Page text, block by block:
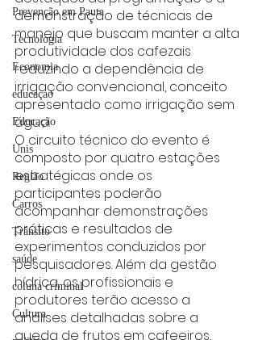
Prevenção em Pauta
Tecnologia
Economia
educaçao
Educação
Unis
Região
Carros
Trânsito
saúde
coluna criminal
Cultura
demonstração de técnicas de
manejo que buscam manter a alta
produtividade dos cafezais
reduzindo a dependência de
irrigação convencional, conceito
apresentado como irrigação sem
água.
O circuito técnico do evento é
composto por quatro estações
estratégicas onde os
participantes poderão
acompanhar demonstrações
práticas e resultados de
experimentos conduzidos por
pesquisadores. Além da gestão
hídrica, os profissionais e
produtores terão acesso a
análises detalhadas sobre a
queda de frutos em cafeeiros,